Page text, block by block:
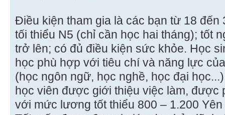
Điều kiện tham gia là các bạn từ 18 đến
tối thiểu N5 (chỉ cần học hai tháng); tốt
trở lên; có đủ điều kiện sức khỏe. Học
học phù hợp với tiêu chí và năng lực
(học ngôn ngữ, học nghề, học đại
học viên được giới thiệu việc làm, được
với mức lương tốt thiểu 800 – 1.200